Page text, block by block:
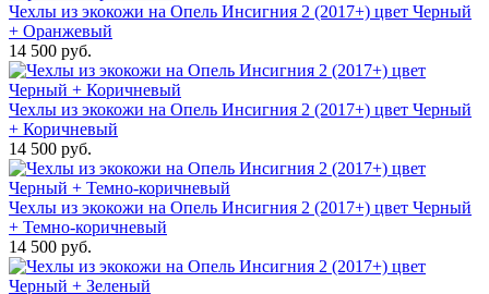
Чехлы из экокожи на Опель Инсигния 2 (2017+) цвет Черный
+ Оранжевый
14 500 руб.
Чехлы из экокожи на Опель Инсигния 2 (2017+) цвет Черный
+ Коричневый
14 500 руб.
Чехлы из экокожи на Опель Инсигния 2 (2017+) цвет Черный
+ Темно-коричневый
14 500 руб.